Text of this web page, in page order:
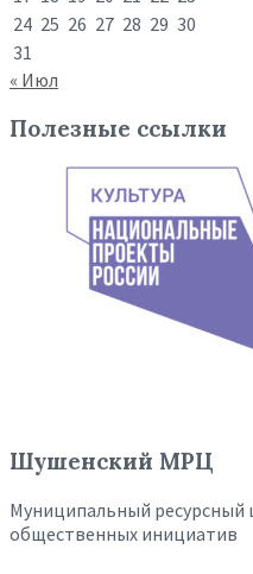
24 25 26 27 28 29 30
31
« Июл
Полезные ссылки
Шушенский МРЦ
Муниципальный ресурсный
общественных инициатив